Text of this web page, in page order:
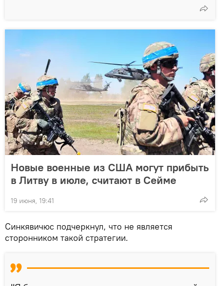
Новые военные из США могут прибыть
в Литву в июле, считают в Сейме
19 июня, 19:41
Синкявичюс подчеркнул, что не является
сторонником такой стратегии.